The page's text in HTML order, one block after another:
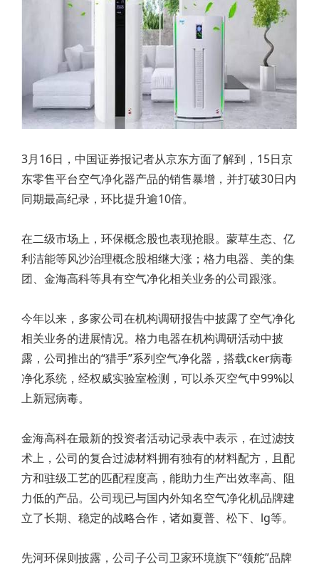
3月16日，中国证券报记者从京东方面了解到，15日京
东零售平台空气净化器产品的销售暴增，并打破30日内
同期最高纪录，环比提升逾10倍。
在二级市场上，环保概念股也表现抢眼。蒙草生态、亿
利洁能等风沙治理概念股相继大涨；格力电器、美的集
团、金海高科等具有空气净化相关业务的公司跟涨。
今年以来，多家公司在机构调研报告中披露了空气净化
相关业务的进展情况。格力电器在机构调研活动中披
露，公司推出的“猎手”系列空气净化器，搭载cker病毒
净化系统，经权威实验室检测，可以杀灭空气中99%以
上新冠病毒。
金海高科在最新的投资者活动记录表中表示，在过滤技
术上，公司的复合过滤材料拥有独有的材料配方，且配
方和驻级工艺的匹配程度高，能助力生产出效率高、阻
力低的产品。公司现已与国内外知名空气净化机品牌建
立了长期、稳定的战略合作，诸如夏普、松下、lg等。
先河环保则披露，公司子公司卫家环境旗下“领舵”品牌